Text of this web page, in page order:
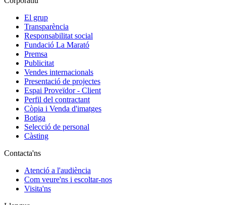
El grup
Transparència
Responsabilitat social
Fundació La Marató
Premsa
Publicitat
Vendes internacionals
Presentació de projectes
Espai Proveïdor - Client
Perfil del contractant
Còpia i Venda d'imatges
Botiga
Selecció de personal
Càsting
Contacta'ns
Atenció a l'audiència
Com veure'ns i escoltar-nos
Visita'ns